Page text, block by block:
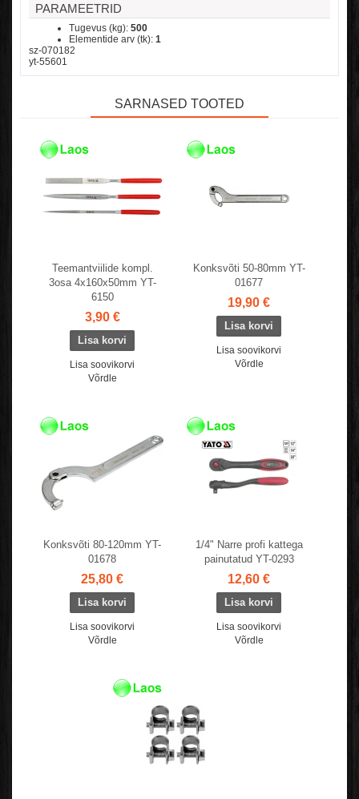
PARAMEETRID
Tugevus (kg): 500
Elementide arv (tk): 1
sz-070182
yt-55601
SARNASED TOOTED
Teemantviilide kompl.
3osa 4x160x50mm YT-
6150
3,90 €
Lisa soovikorvi
Võrdle
Konksvõti 50-80mm YT-
01677
19,90 €
Lisa soovikorvi
Võrdle
Konksvõti 80-120mm YT-
01678
25,80 €
Lisa soovikorvi
Võrdle
1/4" Narre profi kattega
painutatud YT-0293
12,60 €
Lisa soovikorvi
Võrdle